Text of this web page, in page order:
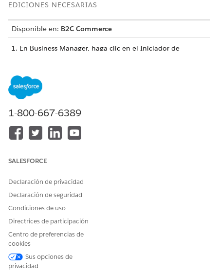
EDICIONES NECESARIAS
Disponible en: B2C Commerce
En Business Manager, haga clic en el Iniciador de
Busque la zona que desea configurar y seleccione
Configurar zona
Seleccione la pestaña
¿RESOLVIÓ ESTE ARTÍCULO SU PROBLEMA?
1-800-667-6389
SALESFORCE
Declaración de privacidad
Declaración de seguridad
Condiciones de uso
Directrices de participación
Centro de preferencias de
cookies
Sus opciones de
privacidad